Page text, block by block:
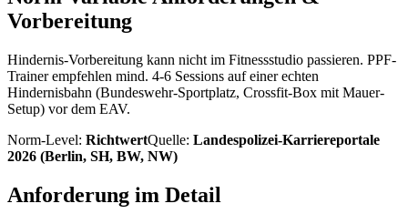
Vorbereitung
Hindernis-Vorbereitung kann nicht im Fitnessstudio passieren. PPF-
Trainer empfehlen mind. 4-6 Sessions auf einer echten
Hindernisbahn (Bundeswehr-Sportplatz, Crossfit-Box mit Mauer-
Setup) vor dem EAV.
Norm-Level: RichtwertQuelle: Landespolizei-Karriereportale
2026 (Berlin, SH, BW, NW)
Anforderung im Detail